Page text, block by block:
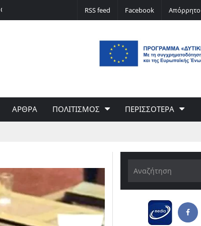
Ο υποψήφιος που τα έβαλε με το ισραηλινό λόμπι – Και κέρδισε
RSS feed Facebook Απόρρητο
ΑΡΘΡΑ ΠΟΛΙΤΙΣΜΟΣ ΠΕΡΙΣΣΟΤΕΡΑ